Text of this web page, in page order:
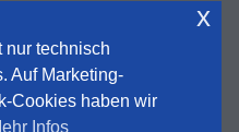
nur technisch
Auf Marketing-
Cookies haben wir
Infos
x